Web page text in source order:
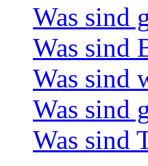
Was sind
Was sind
Was sind
Was sind
Was sind